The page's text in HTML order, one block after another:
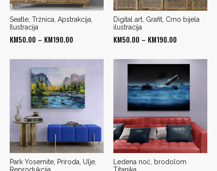
Seatle, Tržnica, Apstrakcija,
Ilustracija
KM50.00 – KM190.00
through
KM190.00
Digital art, Grafit, Crno bijela
ilustracija
KM50.00 – KM190.00
KM50.00
through
KM190.00
Park Yosemite, Priroda, Ulje,
Ledena noć, brodolom